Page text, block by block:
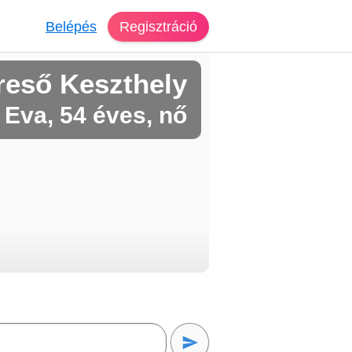
Belépés Regisztráció
Keszthely
Eva, 54 éves, nő